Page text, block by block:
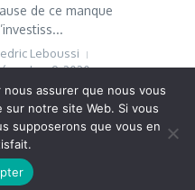
de ce manque
Leboussi
9, 2020
More
| Réalisé par
X
assurer que nous vous
notre site Web. Si vous
supposerons que vous en